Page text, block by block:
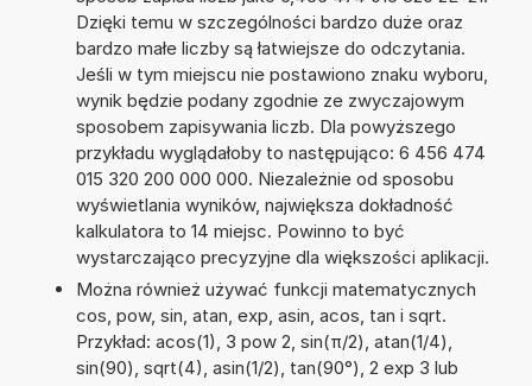
Dzięki temu w szczególności bardzo duże oraz
bardzo małe liczby są łatwiejsze do odczytania.
Jeśli w tym miejscu nie postawiono znaku wyboru,
wynik będzie podany zgodnie ze zwyczajowym
sposobem zapisywania liczb. Dla powyższego
przykładu wyglądałoby to następująco: 6 456 474
015 320 200 000 000. Niezależnie od sposobu
wyświetlania wyników, największa dokładność
kalkulatora to 14 miejsc. Powinno to być
wystarczająco precyzyjne dla większości aplikacji.
Można również używać funkcji matematycznych
cos, pow, sin, atan, exp, asin, acos, tan i sqrt.
Przykład: acos(1), 3 pow 2, sin(π/2), atan(1/4),
sin(90), sqrt(4), asin(1/2), tan(90°), 2 exp 3 lub